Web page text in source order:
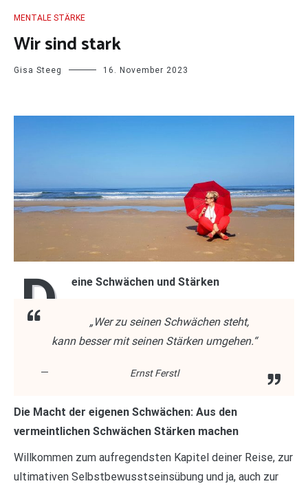
MENTALE STÄRKE
Wir sind stark
Gisa Steeg 16. November 2023
D eine Schwächen und Stärken
„Wer zu seinen Schwächen steht,
kann besser mit seinen Stärken umgehen.“
Ernst Ferstl
Die Macht der eigenen Schwächen: Aus den
vermeintlichen Schwächen Stärken machen
Willkommen zum aufregendsten Kapitel deiner Reise, zur
ultimativen Selbstbewusstseinsübung und ja, auch zur